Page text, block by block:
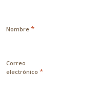
Nombre *
Correo
electrónico *